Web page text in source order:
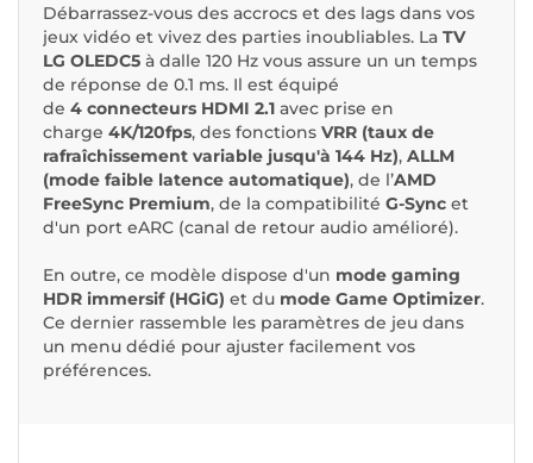
Débarrassez-vous des accrocs et des lags dans vos
jeux vidéo et vivez des parties inoubliables. La TV
LG OLEDC5 à dalle 120 Hz vous assure un un temps
de réponse de 0.1 ms. Il est équipé
de 4 connecteurs HDMI 2.1 avec prise en
charge 4K/120fps, des fonctions VRR (taux de
rafraîchissement variable jusqu'à 144 Hz), ALLM
(mode faible latence automatique), de l’AMD
FreeSync Premium, de la compatibilité G-Sync et
d'un port eARC (canal de retour audio amélioré).
En outre, ce modèle dispose d'un mode gaming
HDR immersif (HGiG) et du mode Game Optimizer.
Ce dernier rassemble les paramètres de jeu dans
un menu dédié pour ajuster facilement vos
préférences.